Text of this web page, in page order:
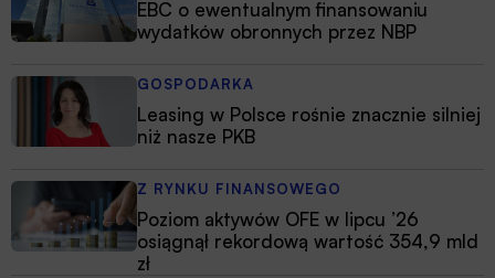
EBC o ewentualnym finansowaniu
wydatków obronnych przez NBP
GOSPODARKA
Leasing w Polsce rośnie znacznie silniej
niż nasze PKB
Z RYNKU FINANSOWEGO
Poziom aktywów OFE w lipcu ’26
osiągnął rekordową wartość 354,9 mld
zł